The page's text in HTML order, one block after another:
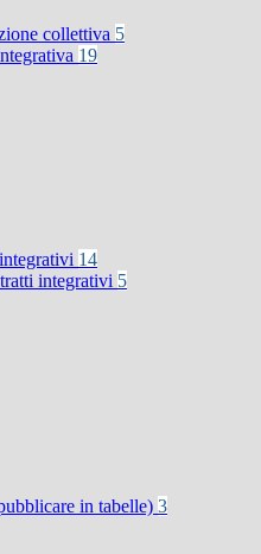
collettiva 5
19
14
integrativi 5
in tabelle) 3